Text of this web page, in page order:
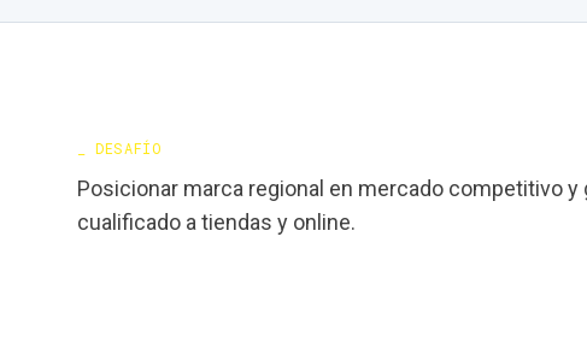
_DESAFÍO
Posicionar marca regional en mercado competitivo y
cualificado a tiendas y online.